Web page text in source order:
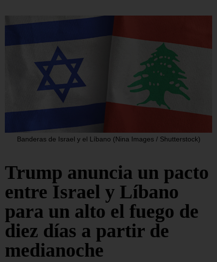
Banderas de Israel y el Líbano (Nina Images / Shutterstock)
Trump anuncia un pacto
entre Israel y Líbano
para un alto el fuego de
diez días a partir de
medianoche